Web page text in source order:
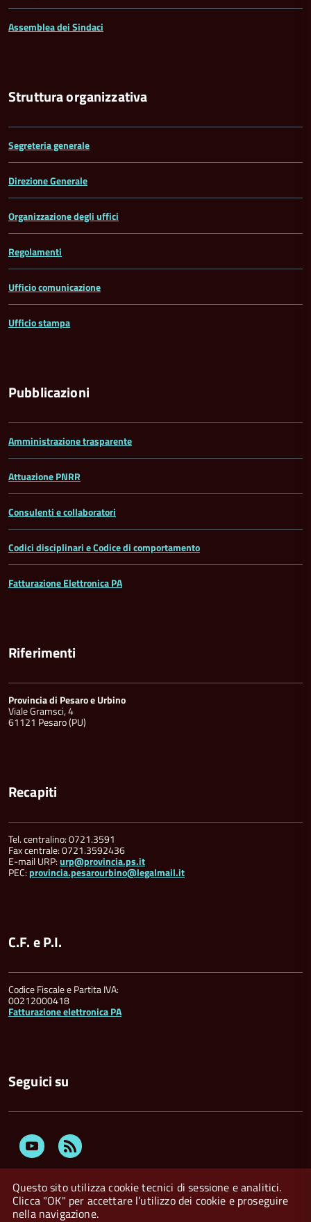
Questo sito utilizza cookie tecnici di sessione e analitici.
Clicca "OK" per accettare l’utilizzo dei cookie e proseguire
nella navigazione.
Assemblea dei Sindaci
Struttura organizzativa
Segreteria generale
Direzione Generale
Organizzazione degli uffici
Regolamenti
Ufficio comunicazione
Ufficio stampa
Pubblicazioni
Amministrazione trasparente
Attuazione PNRR
Consulenti e collaboratori
Codici disciplinari e Codice di comportamento
Fatturazione Elettronica PA
Riferimenti
Provincia di Pesaro e Urbino
Viale Gramsci, 4
61121 Pesaro (PU)
Recapiti
Tel. centralino: 0721.3591
Fax centrale: 0721.3592436
E-mail URP:urp@provincia.ps.it
PEC:provincia.pesarourbino@legalmail.it
C.F. e P.I.
Codice Fiscale e Partita IVA:
00212000418
Fatturazione elettronica PA
Seguici su
Youtube